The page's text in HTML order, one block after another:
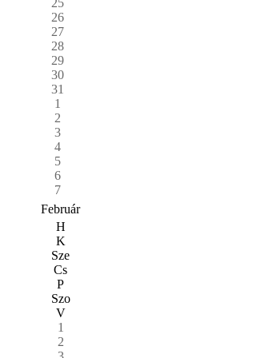
26
27
28
29
30
31
1
2
3
4
5
6
7
Február
H
K
Sze
Cs
P
Szo
V
1
2